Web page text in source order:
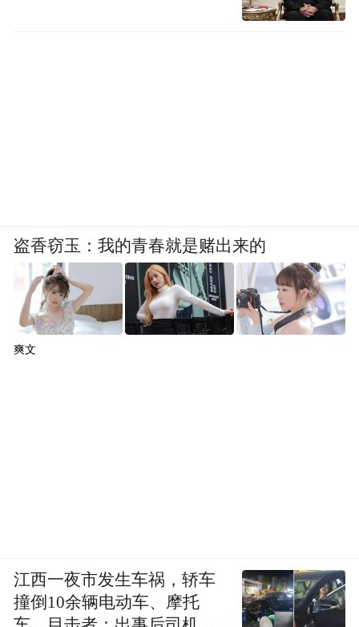
盗香窃玉：我的青春就是赌出来的
爽文
江西一夜市发生车祸，轿车
撞倒10余辆电动车、摩托